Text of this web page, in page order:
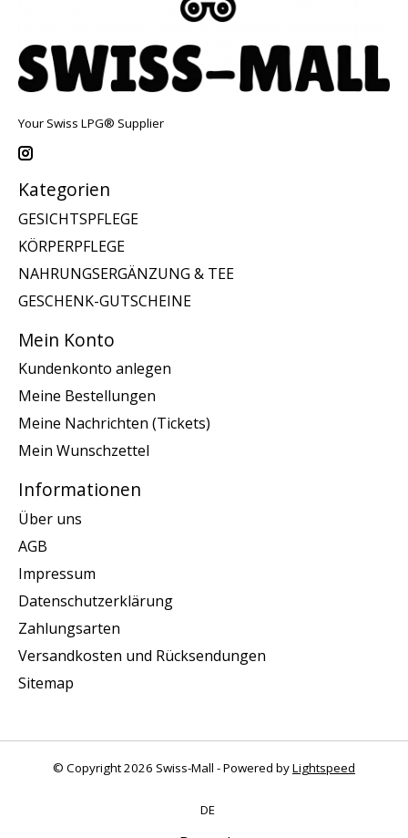
Your Swiss LPG® Supplier
Kategorien
GESICHTSPFLEGE
KÖRPERPFLEGE
NAHRUNGSERGÄNZUNG & TEE
GESCHENK-GUTSCHEINE
Mein Konto
Kundenkonto anlegen
Meine Bestellungen
Meine Nachrichten (Tickets)
Mein Wunschzettel
Informationen
Über uns
AGB
Impressum
Datenschutzerklärung
Zahlungsarten
Versandkosten und Rücksendungen
Sitemap
© Copyright 2026 Swiss-Mall - Powered byLightspeed
DE